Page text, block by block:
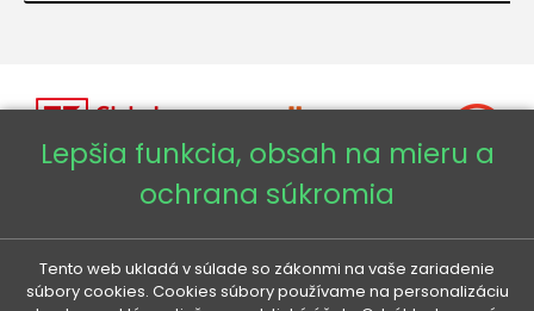
Veneti SK
Lepšia funkcia, obsah na mieru a
ochrana súkromia
Tento web ukladá v súlade so zákonmi na vaše zariadenie
súbory cookies. Cookies súbory používame na personalizáciu